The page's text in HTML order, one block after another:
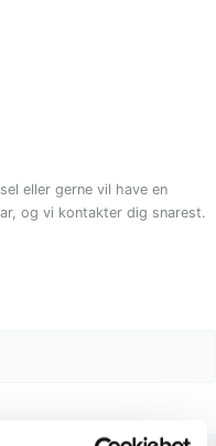
eller gerne vil have en
og vi kontakter dig snarest.